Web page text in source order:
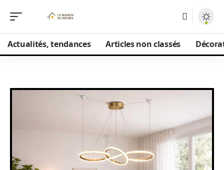
Actualités, tendances Articles non classés